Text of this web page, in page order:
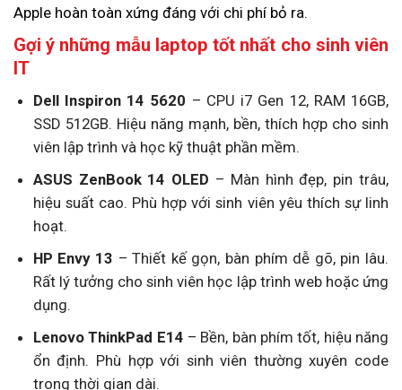
Apple hoàn toàn xứng đáng với chi phí bỏ ra.
Gợi ý những mẫu laptop tốt nhất cho sinh viên
IT
Dell Inspiron 14 5620 – CPU i7 Gen 12, RAM 16GB,
SSD 512GB. Hiệu năng mạnh, bền, thích hợp cho sinh
viên lập trình và học kỹ thuật phần mềm.
ASUS ZenBook 14 OLED – Màn hình đẹp, pin trâu,
hiệu suất cao. Phù hợp với sinh viên yêu thích sự linh
hoạt.
HP Envy 13 – Thiết kế gọn, bàn phím dễ gõ, pin lâu.
Rất lý tưởng cho sinh viên học lập trình web hoặc ứng
dụng.
Lenovo ThinkPad E14 – Bền, bàn phím tốt, hiệu năng
ổn định. Phù hợp với sinh viên thường xuyên code
trong thời gian dài.